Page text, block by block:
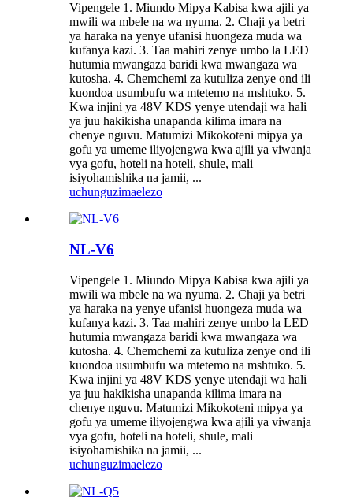
Vipengele 1. Miundo Mipya Kabisa kwa ajili ya
mwili wa mbele na wa nyuma. 2. Chaji ya betri
ya haraka na yenye ufanisi huongeza muda wa
kufanya kazi. 3. Taa mahiri zenye umbo la LED
hutumia mwangaza baridi kwa mwangaza wa
kutosha. 4. Chemchemi za kutuliza zenye ond ili
kuondoa usumbufu wa mtetemo na mshtuko. 5.
Kwa injini ya 48V KDS yenye utendaji wa hali
ya juu hakikisha unapanda kilima imara na
chenye nguvu. Matumizi Mikokoteni mipya ya
gofu ya umeme iliyojengwa kwa ajili ya viwanja
vya gofu, hoteli na hoteli, shule, mali
isiyohamishika na jamii, ...
uchunguzimaelezo
NL-V6
Vipengele 1. Miundo Mipya Kabisa kwa ajili ya
mwili wa mbele na wa nyuma. 2. Chaji ya betri
ya haraka na yenye ufanisi huongeza muda wa
kufanya kazi. 3. Taa mahiri zenye umbo la LED
hutumia mwangaza baridi kwa mwangaza wa
kutosha. 4. Chemchemi za kutuliza zenye ond ili
kuondoa usumbufu wa mtetemo na mshtuko. 5.
Kwa injini ya 48V KDS yenye utendaji wa hali
ya juu hakikisha unapanda kilima imara na
chenye nguvu. Matumizi Mikokoteni mipya ya
gofu ya umeme iliyojengwa kwa ajili ya viwanja
vya gofu, hoteli na hoteli, shule, mali
isiyohamishika na jamii, ...
uchunguzimaelezo